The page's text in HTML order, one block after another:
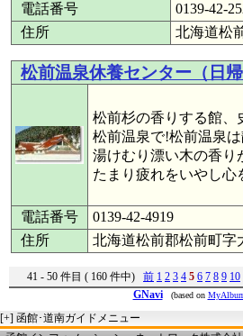
電話番号
0139-42-
住所
北海道松
松前温泉休養センター（日帰
松前杉の香りする館、
松前温泉で!松前温泉
湯けむり漂い木の香り
たまり疲れをいやし心
電話番号
0139-42-4919
住所
北海道松前郡松前町字
41 - 50 件目 ( 160 件中) 前 1 2 3 4 5 6 7 8 9 10
GNavi
(based on
[+] 函館･道南ガイドメニュー